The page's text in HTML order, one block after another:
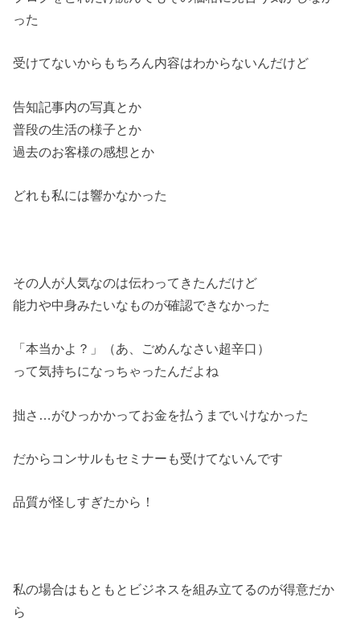
った
受けてないからもちろん内容はわからないんだけど
告知記事内の写真とか
普段の生活の様子とか
過去のお客様の感想とか
どれも私には響かなかった
その人が人気なのは伝わってきたんだけど
能力や中身みたいなものが確認できなかった
「本当かよ？」（あ、ごめんなさい超辛口）
って気持ちになっちゃったんだよね
拙さ…がひっかかってお金を払うまでいけなかった
だからコンサルもセミナーも受けてないんです
品質が怪しすぎたから！
私の場合はもともとビジネスを組み立てるのが得意だか
ら